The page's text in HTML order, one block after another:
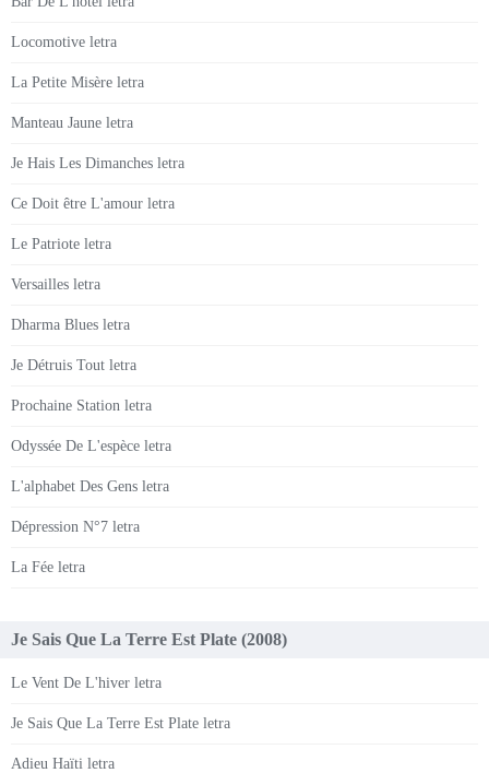
Locomotive letra
La Petite Misère letra
Manteau Jaune letra
Je Hais Les Dimanches letra
Ce Doit être L'amour letra
Le Patriote letra
Versailles letra
Dharma Blues letra
Je Détruis Tout letra
Prochaine Station letra
Odyssée De L'espèce letra
L'alphabet Des Gens letra
Dépression N°7 letra
La Fée letra
Je Sais Que La Terre Est Plate (2008)
Le Vent De L'hiver letra
Je Sais Que La Terre Est Plate letra
Adieu Haïti letra